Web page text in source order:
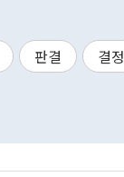
판결 결정